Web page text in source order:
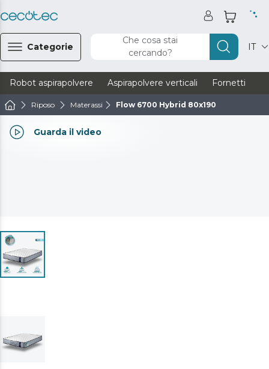
Categorie
Che cosa stai
cercando?
IT
Robot aspirapolvere Aspirapolvere verticali Fornetti
Riposo Materassi Flow 6700 Hybrid 80x190
Guarda il video